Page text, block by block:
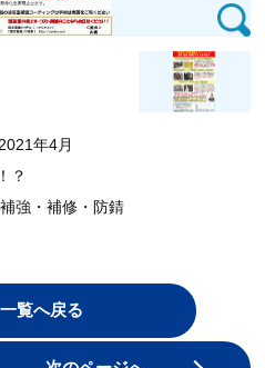
年4月
？
強・補修・防錆
一覧へ戻る